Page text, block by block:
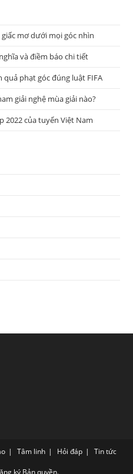
mơ dưới mọi góc nhìn
và điềm báo chi tiết
quả phạt góc đúng luật FIFA
giải nghệ mùa giải nào?
2022 của tuyển Việt Nam
Tâm linh Hỏi đáp Tin tức
ký Bản quyền.